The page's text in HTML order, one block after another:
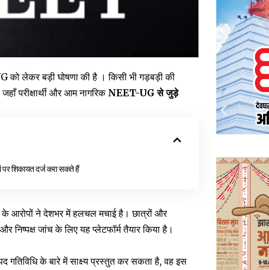
को लेकर बड़ी घोषणा की है । किसी भी गड़बड़ी की
परीक्षार्थी और आम नागरिक NEET-UG से जुड़े
पर शिकायत दर्ज करा सकते हैं
के आरोपों ने देशभर में हलचल मचाई है। छात्रों और
निष्पक्ष जांच के लिए यह प्लेटफॉर्म तैयार किया है।
गतिविधि के बारे में साक्ष्य प्रस्तुत कर सकता है, वह इस